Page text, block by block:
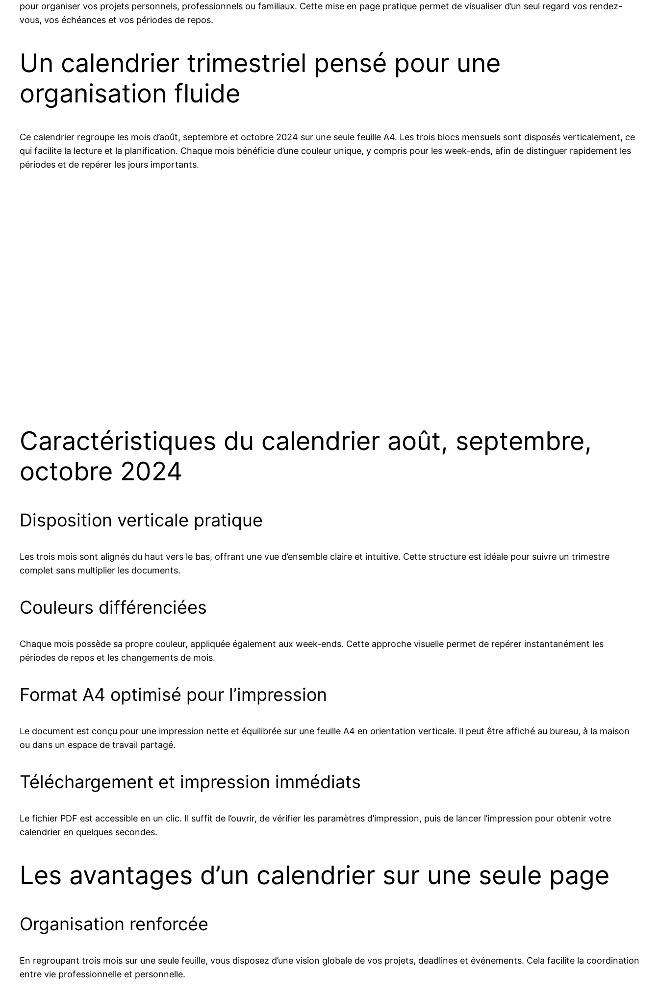
pour organiser vos projets personnels, professionnels ou familiaux. Cette mise en page pratique permet de visualiser d’un seul regard vos rendez-
vous, vos échéances et vos périodes de repos.
Un calendrier trimestriel pensé pour une
organisation fluide
Ce calendrier regroupe les mois d’août, septembre et octobre 2024 sur une seule feuille A4. Les trois blocs mensuels sont disposés verticalement, ce
qui facilite la lecture et la planification. Chaque mois bénéficie d’une couleur unique, y compris pour les week-ends, afin de distinguer rapidement les
périodes et de repérer les jours importants.
Caractéristiques du calendrier août, septembre,
octobre 2024
Disposition verticale pratique
Les trois mois sont alignés du haut vers le bas, offrant une vue d’ensemble claire et intuitive. Cette structure est idéale pour suivre un trimestre
complet sans multiplier les documents.
Couleurs différenciées
Chaque mois possède sa propre couleur, appliquée également aux week-ends. Cette approche visuelle permet de repérer instantanément les
périodes de repos et les changements de mois.
Format A4 optimisé pour l’impression
Le document est conçu pour une impression nette et équilibrée sur une feuille A4 en orientation verticale. Il peut être affiché au bureau, à la maison
ou dans un espace de travail partagé.
Téléchargement et impression immédiats
Le fichier PDF est accessible en un clic. Il suffit de l’ouvrir, de vérifier les paramètres d’impression, puis de lancer l’impression pour obtenir votre
calendrier en quelques secondes.
Les avantages d’un calendrier sur une seule page
Organisation renforcée
En regroupant trois mois sur une seule feuille, vous disposez d’une vision globale de vos projets, deadlines et événements. Cela facilite la coordination
entre vie professionnelle et personnelle.